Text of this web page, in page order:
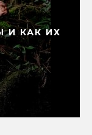
И КАК ИХ